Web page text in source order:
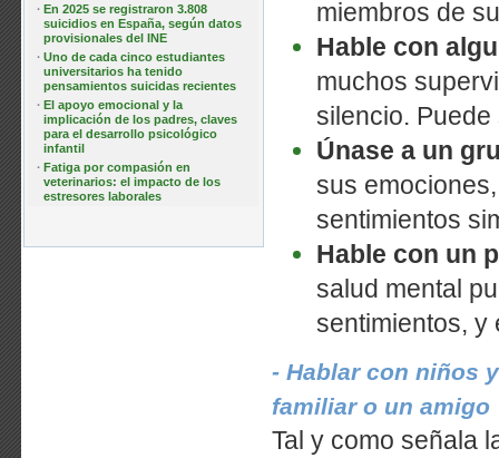
· En 2025 se registraron 3.808
suicidios en España, según datos
provisionales del INE
· Uno de cada cinco estudiantes
universitarios ha tenido
pensamientos suicidas recientes
· El apoyo emocional y la
implicación de los padres, claves
para el desarrollo psicológico
infantil
· Fatiga por compasión en
veterinarios: el impacto de los
estresores laborales
miembros de
Hable con
muchos
silencio.
Únase a un
sus
sentimientos
Hable con un
salud mental
sentimientos, y
- Hablar con niños
familiar o un amigo
Tal y como señala